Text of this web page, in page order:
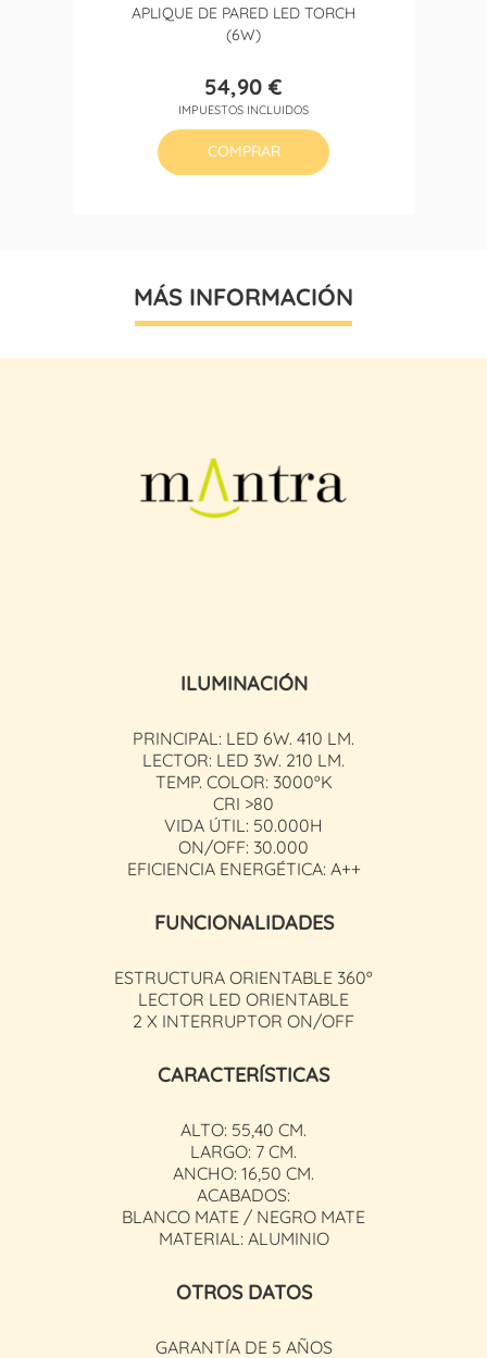
APLIQUE DE PARED LED TORCH
(6W)
Precio
54,90 €
IMPUESTOS INCLUIDOS
COMPRAR
MÁS INFORMACIÓN
ILUMINACIÓN
PRINCIPAL: LED 6W. 410 LM.
LECTOR: LED 3W. 210 LM.
TEMP. COLOR: 3000ºK
CRI >80
VIDA ÚTIL: 50.000H
ON/OFF: 30.000
EFICIENCIA ENERGÉTICA: A++
FUNCIONALIDADES
ESTRUCTURA ORIENTABLE 360º
LECTOR LED ORIENTABLE
2 X INTERRUPTOR ON/OFF
CARACTERÍSTICAS
ALTO: 55,40 CM.
LARGO: 7 CM.
ANCHO: 16,50 CM.
ACABADOS:
BLANCO MATE / NEGRO MATE
MATERIAL: ALUMINIO
OTROS DATOS
GARANTÍA DE 5 AÑOS